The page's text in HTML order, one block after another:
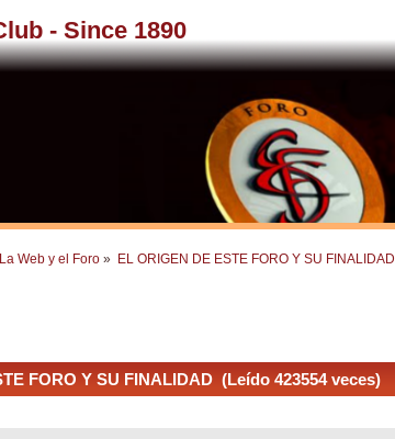
- Since 1890
La Web y el Foro» EL ORIGEN DE ESTE FORO Y SU FINALIDAD
FORO Y SU FINALIDAD (Leído 423554 veces)